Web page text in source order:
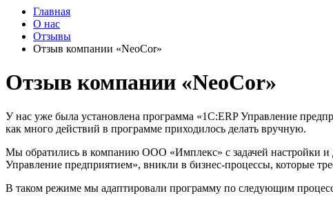
Главная
О нас
Отзывы
Отзыв компании «NeoCor»
Отзыв компании «NeoCor»
У нас уже была установлена программа «1С:ERP Управление
как много действий в программе приходилось делать вручную.
Мы обратились в компанию ООО «Имплекс» с задачей настройки и
Управление предприятием», вникли в бизнес-процессы, которые
В таком режиме мы адаптировали программу по следующим